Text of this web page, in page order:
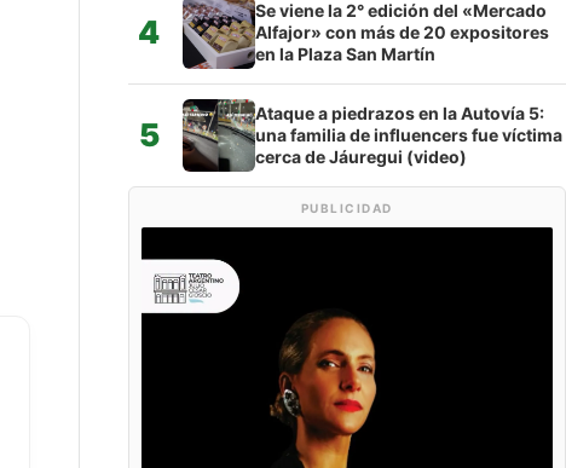
4
Se viene la 2° edición del «Mercado
Alfajor» con más de 20 expositores
en la Plaza San Martín
5
Ataque a piedrazos en la Autovía 5:
una familia de influencers fue víctima
cerca de Jáuregui (video)
PUBLICIDAD